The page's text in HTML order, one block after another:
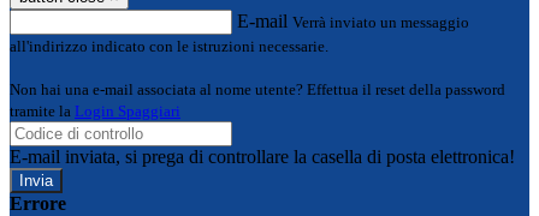
E-mail Verrà inviato un messaggio
all'indirizzo indicato con le istruzioni necessarie.
Non hai una e-mail associata al nome utente? Effettua il reset della password
tramite la Login Spaggiari
E-mail inviata, si prega di controllare la casella di posta elettronica!
Errore